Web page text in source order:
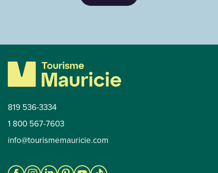
819 536-3334
1 800 567-7603
info@tourismemauricie.com